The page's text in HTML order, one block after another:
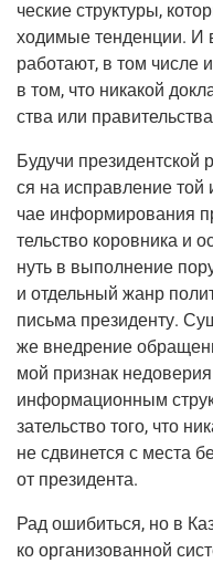
че­ские струк­ту­ры,
хо­ди­мые тен­ден­ции. И
рабо­та­ют, в том чис­ле
в том, что ника­кой
ства или
Будучи
ся на исправ­ле­ние той
чае инфор­ми­ро­ва­ния
тель­ство коров­ни­ка и
нуть в выпол­не­ние
и отдель­ный жанр
пись­ма пре­зи­ден­ту.
же внед­ре­ние
мой при­знак
инфор­ма­ци­он­ным
за­тель­ство того, что
не сдви­нет­ся с места
от президента.
Рад оши­бить­ся, но в
ко орга­ни­зо­ван­ной